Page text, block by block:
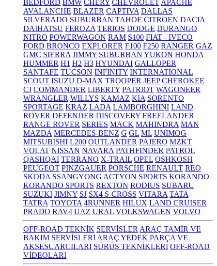
BEDFORD BMW CHERY CHEVROLET APACHE
AVALANCHE BLAZER CAPTIVA DALLAS
SILVERADO SUBURBAN TAHOE CITROEN DACIA
DAIHATSU FEROZA TERIOS DODGE DURANGO
NITRO POWERWAGON RAM S100 FIAT - IVECO
FORD BRONCO EXPLORER F100 F250 RANGER GAZ
GMC SIERRA JIMMY SUBURBAN YUKON HONDA
HUMMER H1 H2 H3 HYUNDAI GALLOPER
SANTAFE TUCSON INFINITY INTERNATIONAL
SCOUT ISUZU D-MAX TROOPER JEEP CHEROKEE
CJ COMMANDER LIBERTY PATRIOT WAGONEER
WRANGLER WILLYS KAMAZ KIA SORENTO
SPORTAGE KRAZ LADA LAMBORGHINI LAND
ROVER DEFENDER DISCOVERY FREELANDER
RANGE ROVER SERIES MACK MAHINDRA MAN
MAZDA MERCEDES-BENZ G GL ML UNIMOG
MITSUBISHI L200 OUTLANDER PAJERO MZKT
VOLAT NISSAN NAVARA PATHFINDER PATROL
QASHQAI TERRANO X-TRAIL OPEL OSHKOSH
PEUGEOT PINZGAUER PORSCHE RENAULT REO
SKODA SSANGYONG ACTYON SPORTS KORANDO
KORANDO SPORTS REXTON RODIUS SUBARU
SUZUKI JIMNY SJ SX4 S-CROSS VITARA TATA
TATRA TOYOTA 4RUNNER HILUX LAND CRUISER
PRADO RAV4 UAZ URAL VOLKSWAGEN VOLVO
OFF-ROAD TEKNİK SERVİSLER ARAÇ TAMİR VE
BAKIM SERVİSLERİ ARAÇ YEDEK PARÇA VE
AKSESUARCILARI SÜRÜŞ TEKNİKLERİ OFF-ROAD
VİDEOLARI